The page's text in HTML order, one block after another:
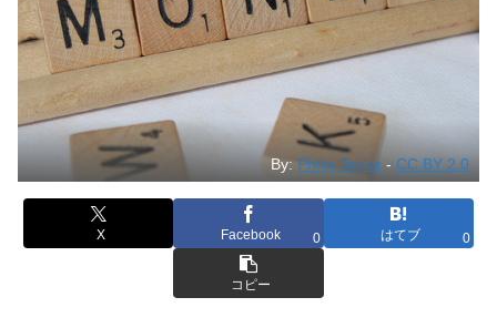
By: Philip Taylor -CC BY 2.0
X Facebook 0 はてブ 0
コピー